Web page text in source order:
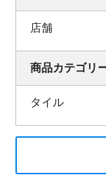
店舗
商品カテゴリ
タイル